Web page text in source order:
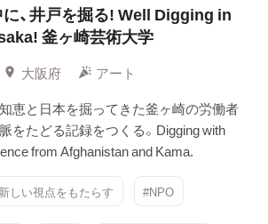
、井戸を掘る!Well Digging in
釜ヶ崎芸術大学
大阪府
アート
恵と日本を掘ってきた釜ヶ崎の労働者
をたどる記録をつくる。Digging with
from Afghanistan and Kama.
しい視点をもたらす #NPO